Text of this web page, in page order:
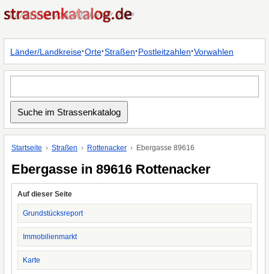
Länder/Landkreise·Orte·Straßen·Postleitzahlen·Vorwahlen
Startseite Straßen Rottenacker Ebergasse 89616
Ebergasse in 89616 Rottenacker
Auf dieser Seite
Grundstücksreport
Immobilienmarkt
Karte